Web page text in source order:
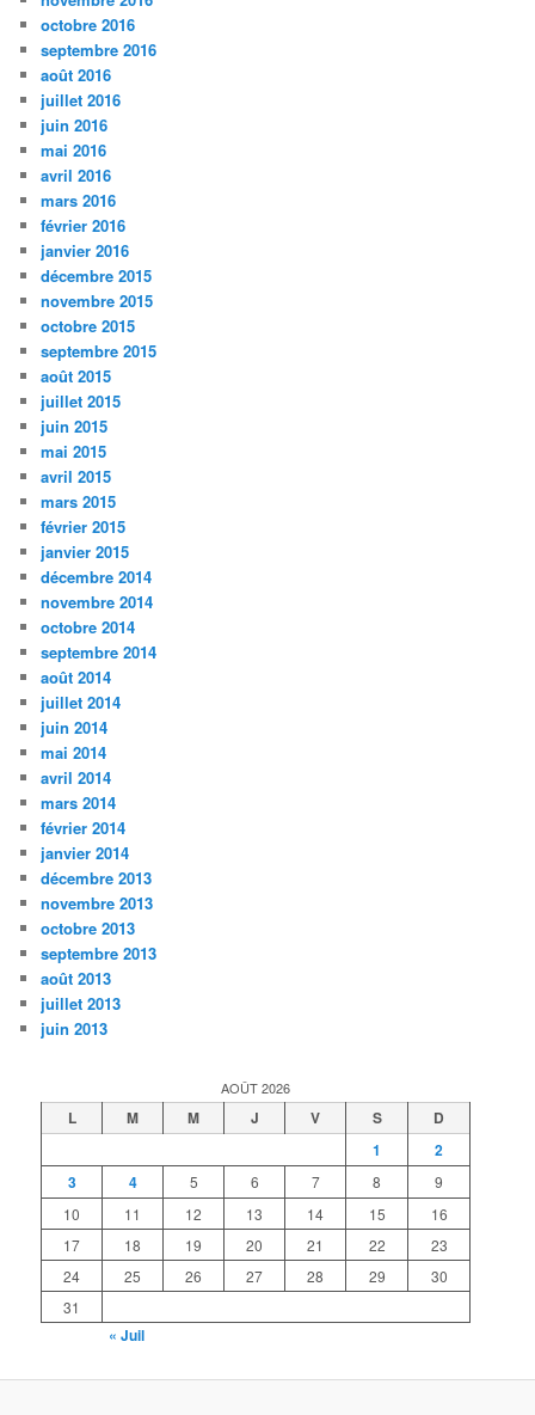
octobre 2016
septembre 2016
août 2016
juillet 2016
juin 2016
mai 2016
avril 2016
mars 2016
février 2016
janvier 2016
décembre 2015
novembre 2015
octobre 2015
septembre 2015
août 2015
juillet 2015
juin 2015
mai 2015
avril 2015
mars 2015
février 2015
janvier 2015
décembre 2014
novembre 2014
octobre 2014
septembre 2014
août 2014
juillet 2014
juin 2014
mai 2014
avril 2014
mars 2014
février 2014
janvier 2014
décembre 2013
novembre 2013
octobre 2013
septembre 2013
août 2013
juillet 2013
juin 2013
AOÛT 2026
L M M J V S
D
1
2
3
4 5 6 7 8
9
10
11 12 13 14 15
16
17
18 19 20 21 22
23
24
25 26 27 28 29
30
31
« Juil